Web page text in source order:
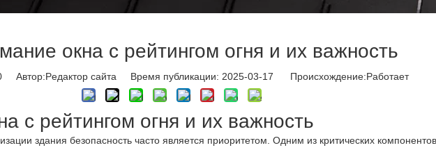
окна с рейтингом огня и их важность
Автор:Pедактор сайта Время публикации: 2025-03-17 Происхождение:Работает
с рейтингом огня и их важность
здания безопасность часто является приоритетом. Одним из критических компонентов